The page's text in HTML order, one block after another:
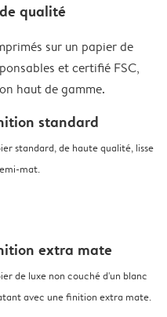
qualité
sur un papier de
et certifié FSC,
haut de gamme.
standard
standard, de haute qualité, lisse
mat.
extra mate
de luxe non couché d'un blanc
avec une finition extra mate.